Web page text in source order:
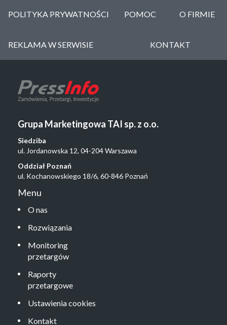
POLITYKA PRYWATNOŚCI POMOC O FIRMIE
REKLAMA W SERWISIE KONTAKT
Grupa Marketingowa TAI sp. z o.o.
Siedziba
ul. Jordanowska 12, 04-204 Warszawa
Oddział Poznań
ul. Kochanowskiego 18/6, 60-846 Poznań
Menu
O nas
Rozwiązania
Monitoring
przetargów
Raporty
przetargowe
Ustawienia cookies
Kontakt